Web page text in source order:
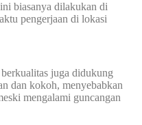
biasanya dilakukan di
pengerjaan di lokasi
juga didukung
dan kokoh, menyebabkan
mengalami guncangan